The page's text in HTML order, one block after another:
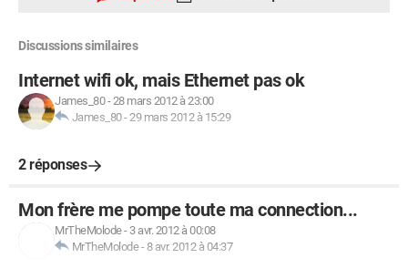
Discussions similaires
Internet wifi ok, mais Ethernet pas ok
James_80-28 mars 2012 à 23:00
James_80-29 mars 2012 à 15:29
2 réponses
Mon frère me pompe toute ma connection...
MrTheMolode- 3 avr. 2012 à 00:08
MrTheMolode- 8 avr. 2012 à 04:37